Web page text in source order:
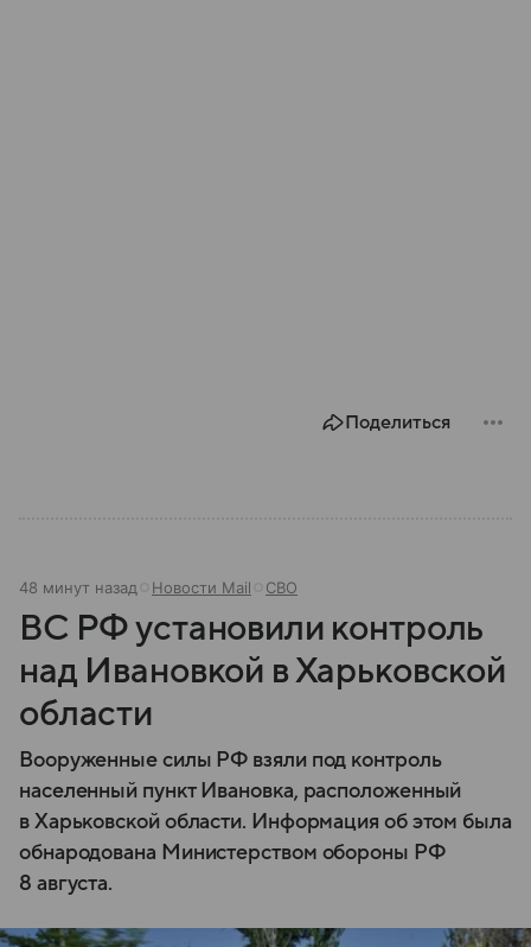
Поделиться
48 минут назад Новости Mail СВО
ВС РФ установили контроль
над Ивановкой в Харьковской
области
Вооруженные силы РФ взяли под контроль
населенный пункт Ивановка, расположенный
в Харьковской области. Информация об этом была
обнародована Министерством обороны РФ
8 августа.